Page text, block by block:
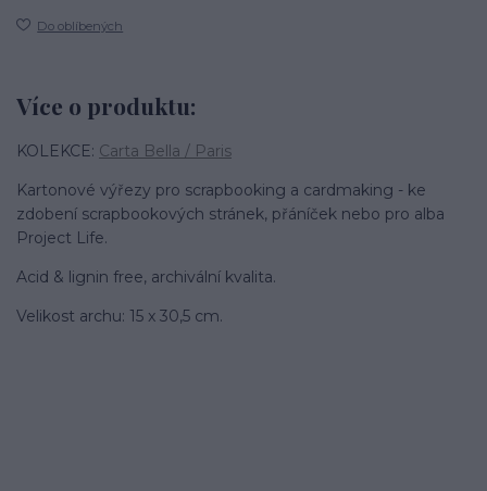
Do oblíbených
Více o produktu:
KOLEKCE: Carta Bella / Paris
Kartonové výřezy pro scrapbooking a cardmaking - ke
zdobení scrapbookových stránek, přáníček nebo pro alba
Project Life.
Acid & lignin free, archivální kvalita.
Velikost archu: 15 x 30,5 cm.